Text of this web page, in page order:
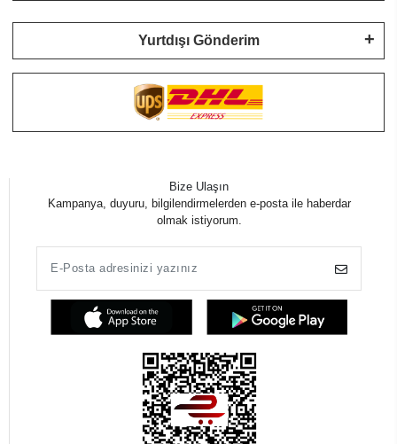
Yurtdışı Gönderim
Bize Ulaşın
Kampanya, duyuru, bilgilendirmelerden e-posta ile haberdar
olmak istiyorum.